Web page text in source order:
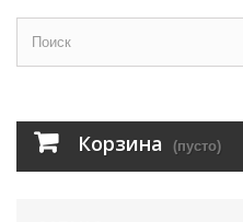
Корзина (пусто)